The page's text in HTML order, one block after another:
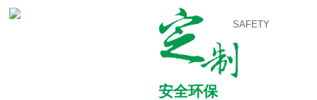
SAFETY
安全环保